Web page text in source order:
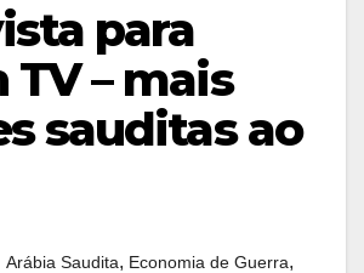
para
TV – mais
sauditas ao
Arábia Saudita, Economia de Guerra,